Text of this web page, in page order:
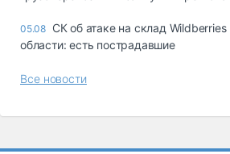
05.08 СК об атаке на склад Wildberries
области: есть пострадавшие
Все новости